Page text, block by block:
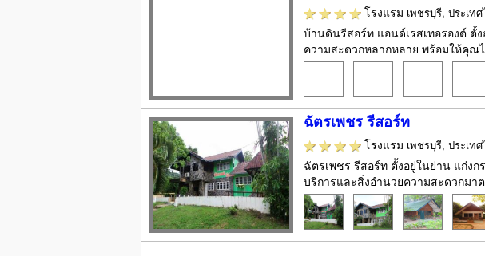
โรงแรม เพชรบุรี, ประเท
บ้านดินรีสอร์ท แอนด์เรสเทอรองต์ ตั้
ความสะดวกหลากหลาย พร้อมให้คุณ
ฉัตรเพชร รีสอร์ท
โรงแรม เพชรบุรี, ประเท
ฉัตรเพชร รีสอร์ท ตั้งอยู่ในย่าน แก่ง
บริการและสิ่งอำนวยความสะดวกมา